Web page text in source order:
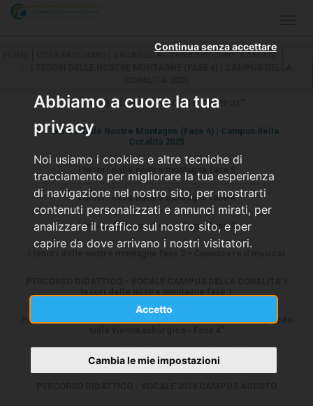
Abbiamo a cuore la tua
privacy
Noi usiamo i cookies e altre tecniche di
tracciamento per migliorare la tua esperienza
di navigazione nel nostro sito, per mostrarti
contenuti personalizzati e annunci mirati, per
analizzare il traffico sul nostro sito, e per
capire da dove arrivano i nostri visitatori.
Accetto
Continua senza accettare
Cambia le mie impostazioni
VACANZE ALTERNATIVE CON I “CAMPUS”
VACANZE ALTERNATIVE CON I “CAMPUS”
✨ I Tesori delle Nostre Montagne (Fase 6) | Campus della
Coralità 2025
I tesori delle nostre montagne fase 5
I tesori delle nostre montagne fase 4
I tesori delle nostre montagne fase 3
I tesori delle nostre montagne fase 2 - Conoscere il musical
Percorso didattico-vocale Campus della coralità "Uno sguardo
PERCORSO DIDATTICO - VOCALE 2019 CAMPUS MARZO